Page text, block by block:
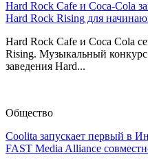
Hard Rock Cafe и Coca-Cola
Hard Rock Rising для
Hard Rock Cafe и Coca Cola
Rising. Музыкальный
заведения Hard...
Общество
Coolita запускает первый в
FAST Media Alliance